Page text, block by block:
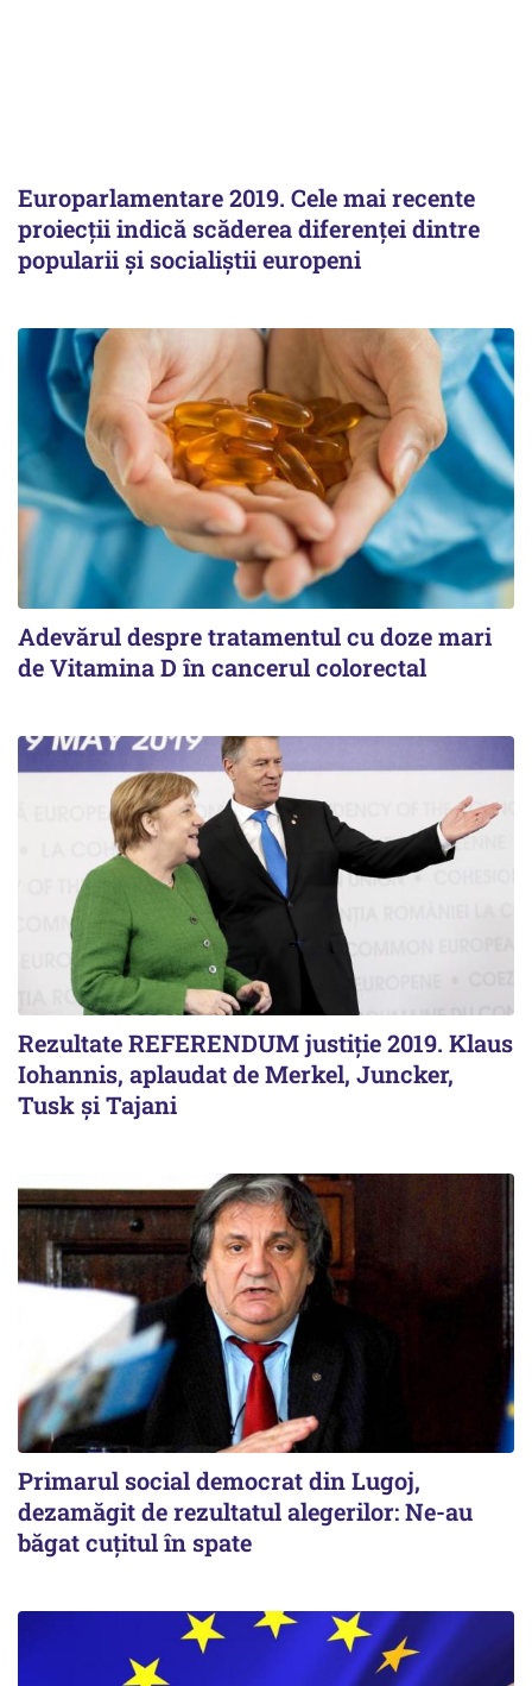
Europarlamentare 2019. Cele mai recente
proiecţii indică scăderea diferenţei dintre
popularii şi socialiştii europeni
Adevărul despre tratamentul cu doze mari
de Vitamina D în cancerul colorectal
Rezultate REFERENDUM justiție 2019. Klaus
Iohannis, aplaudat de Merkel, Juncker,
Tusk și Tajani
Primarul social democrat din Lugoj,
dezamăgit de rezultatul alegerilor: Ne-au
băgat cuţitul în spate